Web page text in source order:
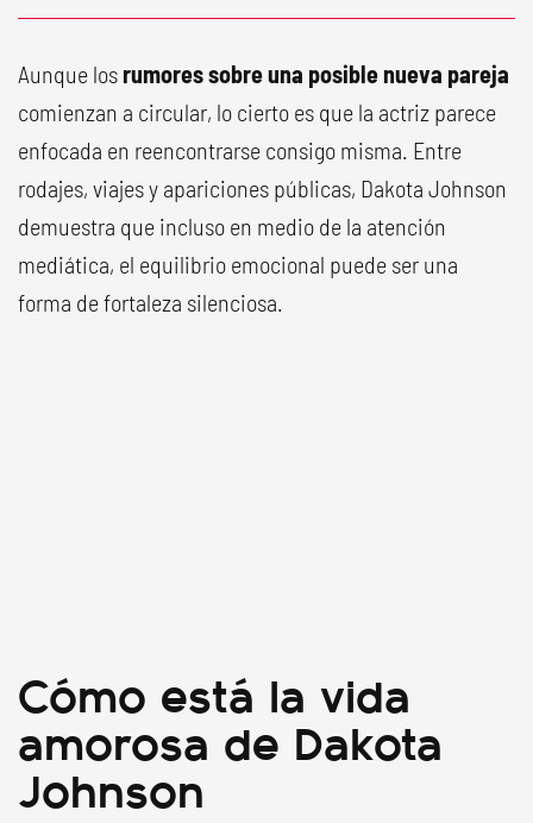
Aunque los rumores sobre una posible nueva pareja
comienzan a circular, lo cierto es que la actriz parece
enfocada en reencontrarse consigo misma. Entre
rodajes, viajes y apariciones públicas, Dakota Johnson
demuestra que incluso en medio de la atención
mediática, el equilibrio emocional puede ser una
forma de fortaleza silenciosa.
Cómo está la vida
amorosa de Dakota
Johnson